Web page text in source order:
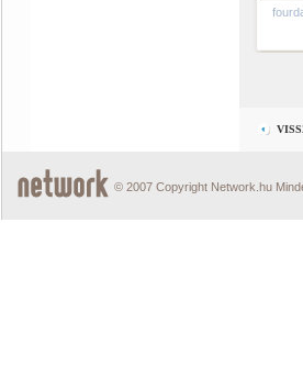
© 2007 Copyright Network.hu